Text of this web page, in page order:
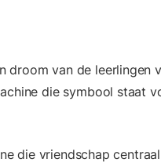
droom van de leerlingen
die symbool staat
die vriendschap